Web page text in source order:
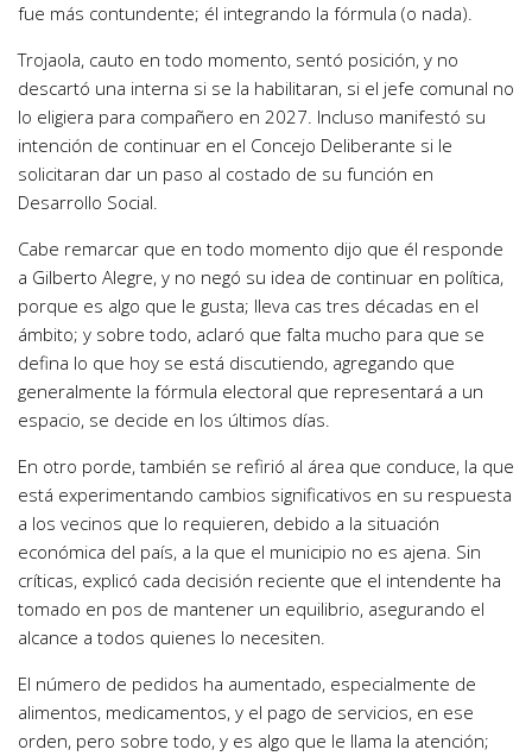
fue más contundente; él integrando la fórmula (o nada).
Trojaola, cauto en todo momento, sentó posición, y no
descartó una interna si se la habilitaran, si el jefe comunal no
lo eligiera para compañero en 2027. Incluso manifestó su
intención de continuar en el Concejo Deliberante si le
solicitaran dar un paso al costado de su función en
Desarrollo Social.
Cabe remarcar que en todo momento dijo que él responde
a Gilberto Alegre, y no negó su idea de continuar en política,
porque es algo que le gusta; lleva cas tres décadas en el
ámbito; y sobre todo, aclaró que falta mucho para que se
defina lo que hoy se está discutiendo, agregando que
generalmente la fórmula electoral que representará a un
espacio, se decide en los últimos días.
En otro porde, también se refirió al área que conduce, la que
está experimentando cambios significativos en su respuesta
a los vecinos que lo requieren, debido a la situación
económica del país, a la que el municipio no es ajena. Sin
críticas, explicó cada decisión reciente que el intendente ha
tomado en pos de mantener un equilibrio, asegurando el
alcance a todos quienes lo necesiten.
El número de pedidos ha aumentado, especialmente de
alimentos, medicamentos, y el pago de servicios, en ese
orden, pero sobre todo, y es algo que le llama la atención;